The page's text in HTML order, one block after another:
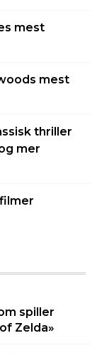
mest
mest
thriller
mer
spiller
Zelda»